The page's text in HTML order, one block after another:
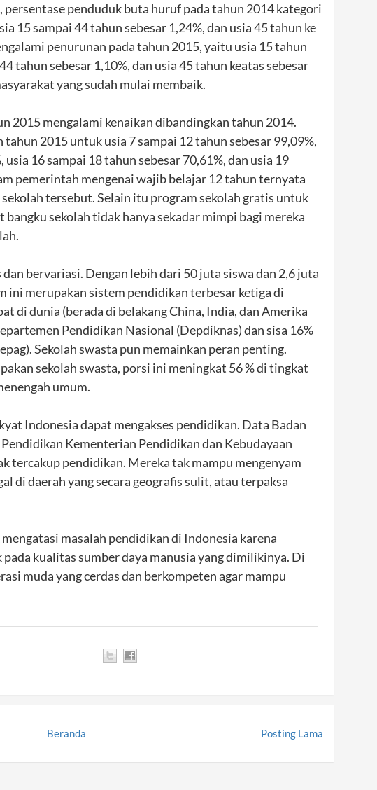
penduduk buta huruf pada tahun 2014 kategori
15 sampai 44 tahun sebesar 1,24%, dan usia 45 tahun ke
penurunan pada tahun 2015, yaitu usia 15 tahun
tahun sebesar 1,10%, dan usia 45 tahun keatas sebesar
yang sudah mulai membaik.
2015 mengalami kenaikan dibandingkan tahun 2014.
2015 untuk usia 7 sampai 12 tahun sebesar 99,09%,
16 sampai 18 tahun sebesar 70,61%, dan usia 19
pemerintah mengenai wajib belajar 12 tahun ternyata
tersebut. Selain itu program sekolah gratis untuk
sekolah tidak hanya sekadar mimpi bagi mereka
bervariasi. Dengan lebih dari 50 juta siswa dan 2,6 juta
ini merupakan sistem pendidikan terbesar ketiga di
di dunia (berada di belakang China, India, dan Amerika
Pendidikan Nasional (Depdiknas) dan sisa 16%
Sekolah swasta pun memainkan peran penting.
sekolah swasta, porsi ini meningkat 56 % di tingkat
umum.
Indonesia dapat mengakses pendidikan. Data Badan
Kementerian Pendidikan dan Kebudayaan
tercakup pendidikan. Mereka tak mampu mengenyam
di daerah yang secara geografis sulit, atau terpaksa
masalah pendidikan di Indonesia karena
kualitas sumber daya manusia yang dimilikinya. Di
muda yang cerdas dan berkompeten agar mampu
Posting Lama
Beranda